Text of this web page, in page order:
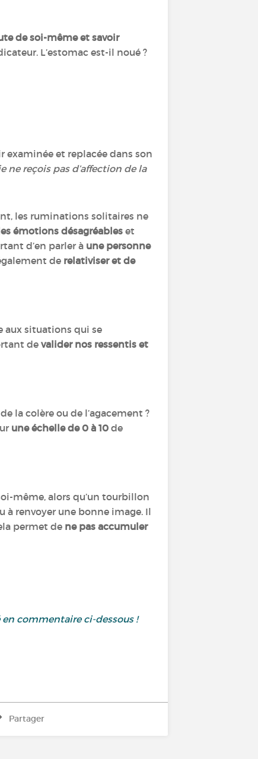
de soi-même et savoir
L’estomac est-il noué ?
examinée et replacée dans son
ne reçois pas d’affection de la
les ruminations solitaires ne
émotions désagréableset
d’en parler à une personne
de relativiser et de
aux situations qui se
de valider nos ressentis et
la colère ou de l’agacement ?
une échelle de 0 à 10 de
même, alors qu’un tourbillon
à renvoyer une bonne image. Il
permet de ne pas accumuler
commentaire ci-dessous !
Partager